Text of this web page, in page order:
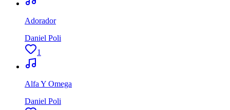
Adorador
Daniel Poli
1
Alfa Y Omega
Daniel Poli